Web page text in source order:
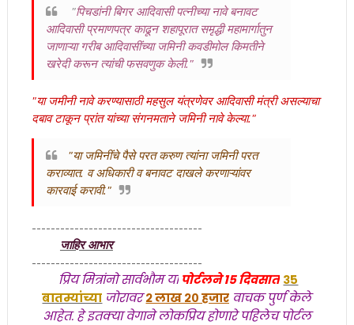
"पिचडांनी बिगर आदिवासी पत्नीच्या नावे बनावट
आदिवासी प्रमाणपत्र काढून शहापूरात समृद्धी महामार्गातुन
जाणाऱ्या गरीब आदिवासींच्या जमिनी कवडीमोल किमतीने
खरेदी करून त्यांची फसवणुक केली."
"या जमीनी नावे करण्यासाठी महसुल यंत्रणेवर आदिवासी मंत्री असल्याचा
दबाव टाकून प्रांत यांच्या संगनमताने जमिनी नावे केल्या."
"या जमिनींचे पैसे परत करुण त्यांना जमिनी परत
कराव्यात. व अधिकारी व बनावट दाखले करणाऱ्यांवर
कारवाई करावी."
------------------------------------
जाहिर आभार
------------------------------------
प्रिय मित्रांनो सार्वभाैम या पोर्टलने १५ दिवसात ३५
बातम्यांच्या जोरावर२ लाख २० हजार वाचक पुर्ण केले
आहेत. हे इतक्या वेगाने लोकप्रिय होणारे पहिलेच पोर्टल